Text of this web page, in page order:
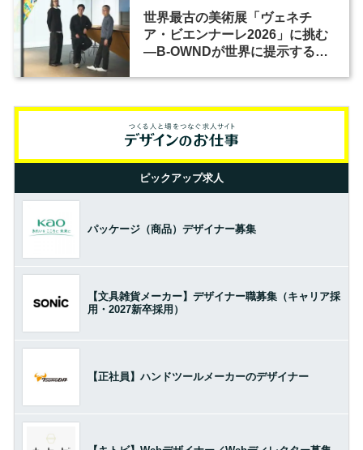
世界最古の美術展「ヴェネチ
ア・ビエンナーレ2026」に挑む
―B-OWNDが世界に提示する美
ピックアップ求人
パッケージ（商品）デザイナー募集
【文具雑貨メーカー】デザイナー職募集（キャリア採
用・2027新卒採用）
【正社員】ハンドツールメーカーのデザイナー